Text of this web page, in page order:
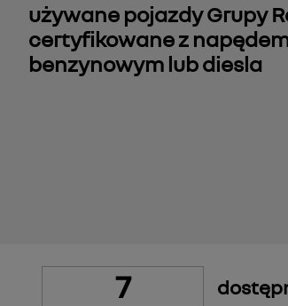
używane pojazdy Grupy
certyfikowane z
benzynowym lub diesla
7